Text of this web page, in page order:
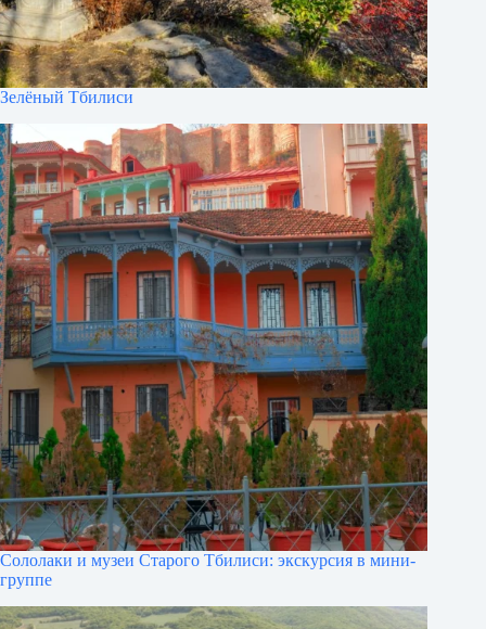
Зелёный Тбилиси
Сололаки и музеи Старого Тбилиси: экскурсия в мини-
группе